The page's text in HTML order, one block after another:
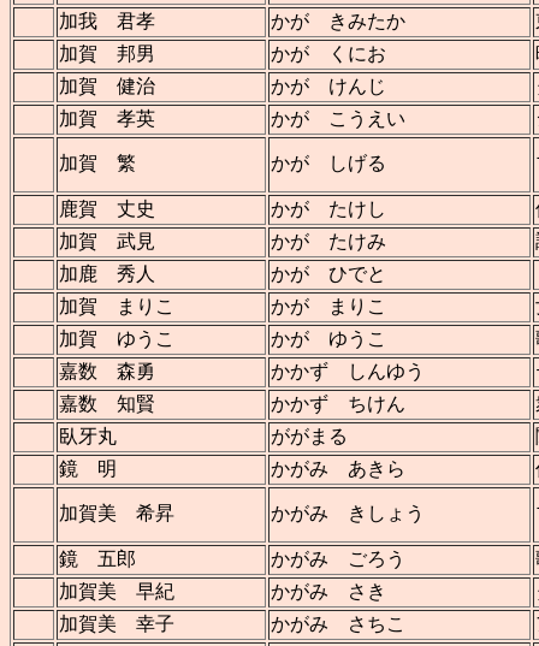
加我 君孝 かが きみたか
加賀 邦男
かが くにお
加賀 健治
かが けんじ
加賀 孝英
かが こうえい
加賀 繁 かが しげる
鹿賀 丈史 かが たけし
加賀 武見
かが たけみ
加鹿 秀人
かが ひでと
加賀 まりこ
かが まりこ
加賀 ゆうこ
かが ゆうこ
嘉数 森勇
かかず しんゆう
嘉数 知賢
かかず ちけん
臥牙丸
ががまる
鏡 明
かがみ あきら
加賀美 希昇 かがみ きしょう
鏡 五郎 かがみ ごろう
加賀美 早紀
かがみ さき
加賀美 幸子
かがみ さちこ